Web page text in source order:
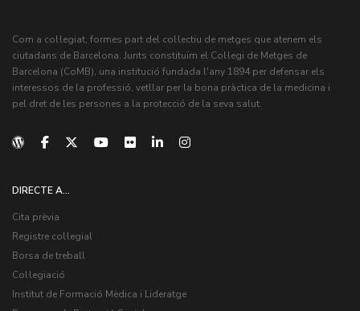
Com a col·legiat, formes part del col·lectiu de metges que atenem els
ciutadans de Barcelona. Junts constituïm el Col·legi de Metges de
Barcelona (CoMB), una institució fundada l'any 1894 per defensar els
interessos de la professió, vetllar per la bona pràctica de la medicina i
pel dret de les persones a la protecció de la seva salut.
DIRECTE A...
Cita prèvia
Registre col·legial
Borsa de treball
Col·legiació
Institut de Formació Mèdica i Lideratge